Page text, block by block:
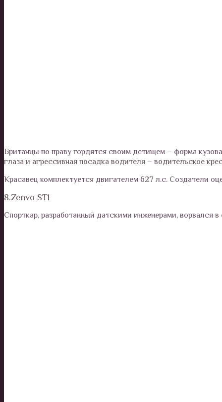
Британцы по праву гордятся своим детищем – форма
глаза и агрессивная посадка водителя – водительское
Красавец комплектуется двигателем 627 л.с. Создатели
8.Zenvo ST1
Спорткар, разработанный датскими инженерами, ворвался